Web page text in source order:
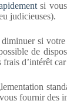
si vous
judicieuses).
si
de
d’intérêt
fournir des